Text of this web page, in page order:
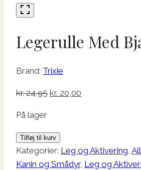
Legerulle Med
Brand: Trixie
kr.24,95 Den
var:
kr. 24,95.
kr. 20,00
kr. 20,00.
På lager
Legerulle
Med
Bjælde
Tilføj til kurv
Kategorier: Leg og Aktivering,
Kanin og Smådyr, Leg og